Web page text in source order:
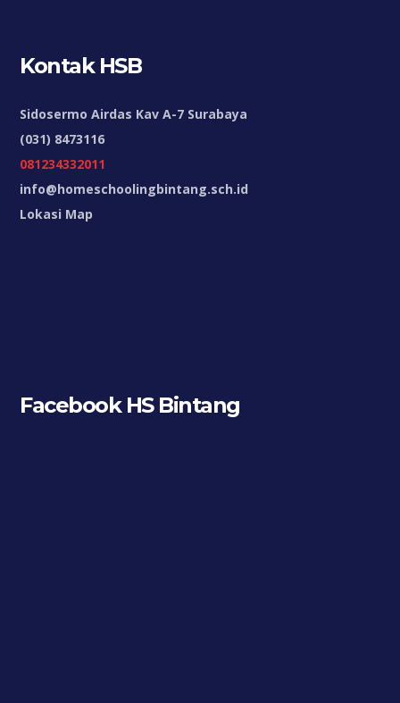
Kontak HSB
Sidosermo Airdas Kav A-7 Surabaya
(031) 8473116
081234332011
info@homeschoolingbintang.sch.id
Lokasi Map
Facebook HS Bintang